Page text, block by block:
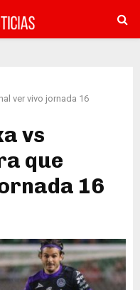
ver vivo jornada 16
vs
que
16